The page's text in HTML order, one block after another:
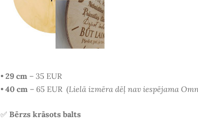
• 29 cm – 35 EUR
• 40 cm – 65 EUR (Lielā izmēra dēļ nav iespējama
✅ Bērzs krāsots balts